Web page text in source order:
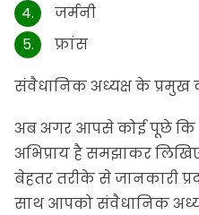
जर्मनी
फ्रांस
संवैधानिक अध्यक्ष के प्रमुख
अब अगर आपसे कोई पूछे कि
अभिप्राय है समझाकर
बेहतर तरीके से जानकारी
साथ आपको संवैधानिक